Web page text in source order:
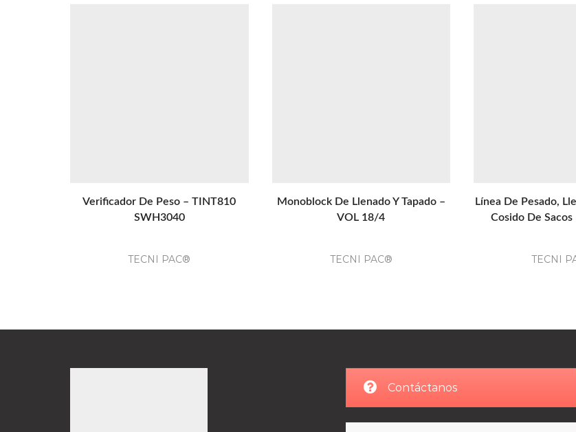
Verificador De Peso – TINT810
SWH3040
TECNI PAC®
Monoblock De Llenado Y Tapado –
VOL 18/4
TECNI PAC®
Línea De Pesado,
Cosido De Sacos
TECNI
Contáctanos